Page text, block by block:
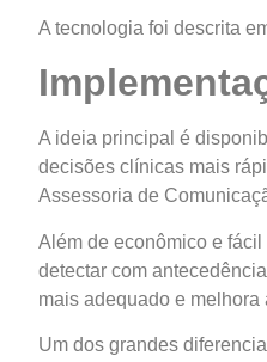
A tecnologia foi descrita
A ideia principal é
decisões clínicas mais
Assessoria de
Além de econômico e
detectar com
mais adequado e
Um dos grandes